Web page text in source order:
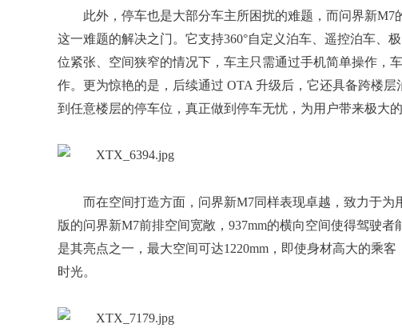
此外，停车也是大部分车主所困扰的难题，而问界新M7
这一难题的解决之门。它支持360°自定义泊车、遥控泊车、
位紧张、空间狭窄的情况下，车主只需通过手机简单操作，
作。更为惊艳的是，后续通过 OTA 升级后，它还具备跨楼
到任意楼层的停车位，真正做到停车无忧，为用户带来极大
而在空间打造方面，问界新M7同样表现卓越，致力于
版的问界新M7前排空间宽敞，937mm的横向空间使得驾驶
是其亮点之一，最大空间可达1220mm，即使身材高大的乘
时光。